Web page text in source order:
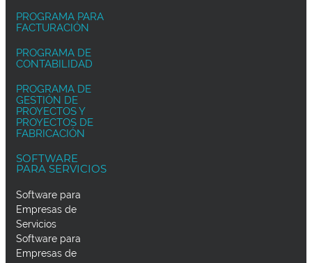
PROGRAMA PARA
FACTURACIÓN
PROGRAMA DE
CONTABILIDAD
PROGRAMA DE
GESTIÓN DE
PROYECTOS Y
PROYECTOS DE
FABRICACIÓN
SOFTWARE
PARA SERVICIOS
Software para
Empresas de
Servicios
Software para
Empresas de